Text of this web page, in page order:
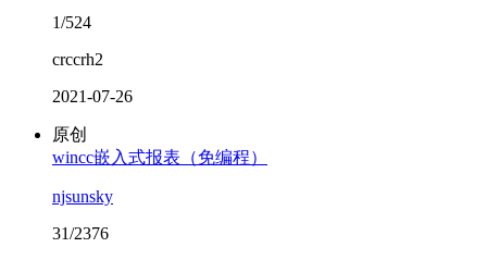
1/524
crccrh2
2021-07-26
原创
wincc嵌入式报表（免编程）
njsunsky
31/2376